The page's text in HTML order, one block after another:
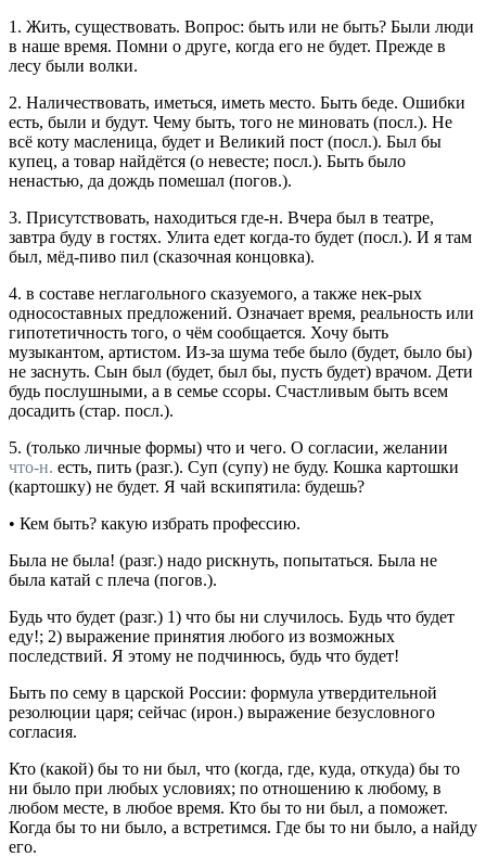
1. Жить, существовать. Вопрос: быть или не быть? Были люди
в наше время. Помни о друге, когда его не будет. Прежде в
лесу были волки.
2. Наличествовать, иметься, иметь место. Быть беде. Ошибки
есть, были и будут. Чему быть, того не миновать (посл.). Не
всё коту масленица, будет и Великий пост (посл.). Был бы
купец, а товар найдётся (о невесте; посл.). Быть было
ненастью, да дождь помешал (погов.).
3. Присутствовать, находиться где-н. Вчера был в театре,
завтра буду в гостях. Улита едет когда-то будет (посл.). И я там
был, мёд-пиво пил (сказочная концовка).
4. в составе неглагольного сказуемого, а также нек-рых
односоставных предложений. Означает время, реальность или
гипотетичность того, о чём сообщается. Хочу быть
музыкантом, артистом. Из-за шума тебе было (будет, было бы)
не заснуть. Сын был (будет, был бы, пусть будет) врачом. Дети
будь послушными, а в семье ссоры. Счастливым быть всем
досадить (стар. посл.).
5. (только личные формы) что и чего. О согласии, желании
что-н. есть, пить (разг.). Суп (супу) не буду. Кошка картошки
(картошку) не будет. Я чай вскипятила: будешь?
• Кем быть? какую избрать профессию.
Была не была! (разг.) надо рискнуть, попытаться. Была не
была катай с плеча (погов.).
Будь что будет (разг.) 1) что бы ни случилось. Будь что будет
еду!; 2) выражение принятия любого из возможных
последствий. Я этому не подчинюсь, будь что будет!
Быть по сему в царской России: формула утвердительной
резолюции царя; сейчас (ирон.) выражение безусловного
согласия.
Кто (какой) бы то ни был, что (когда, где, куда, откуда) бы то
ни было при любых условиях; по отношению к любому, в
любом месте, в любое время. Кто бы то ни был, а поможет.
Когда бы то ни было, а встретимся. Где бы то ни было, а найду
его.